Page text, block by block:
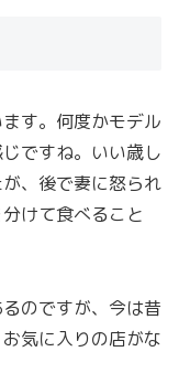
す。何度かモデル
ですね。いい歳し
、後で妻に怒られ
けて食べること
のですが、今は昔
気に入りの店がな